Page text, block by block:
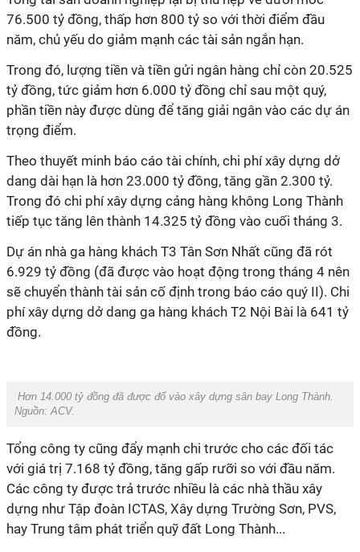
76.500 tỷ đồng, thấp hơn 800 tỷ so với thời điểm đầu
năm, chủ yếu do giảm mạnh các tài sản ngắn hạn.
Trong đó, lượng tiền và tiền gửi ngân hàng chỉ còn 20.525
tỷ đồng, tức giảm hơn 6.000 tỷ đồng chỉ sau một quý,
phần tiền này được dùng để tăng giải ngân vào các dự án
trọng điểm.
Theo thuyết minh báo cáo tài chính, chi phí xây dựng dở
dang dài hạn là hơn 23.000 tỷ đồng, tăng gần 2.300 tỷ.
Trong đó chi phí xây dựng cảng hàng không Long Thành
tiếp tục tăng lên thành 14.325 tỷ đồng vào cuối tháng 3.
Dự án nhà ga hàng khách T3 Tân Sơn Nhất cũng đã rót
6.929 tỷ đồng (đã được vào hoạt động trong tháng 4 nên
sẽ chuyển thành tài sản cố định trong báo cáo quý II). Chi
phí xây dựng dở dang ga hàng khách T2 Nội Bài là 641 tỷ
đồng.
Hơn 14.000 tỷ đồng đã được đổ vào xây dựng sân bay Long Thành.
Nguồn:ACV.
Tổng công ty cũng đẩy mạnh chi trước cho các đối tác
với giá trị 7.168 tỷ đồng, tăng gấp rưỡi so với đầu năm.
Các công ty được trả trước nhiều là các nhà thầu xây
dựng như Tập đoàn ICTAS, Xây dựng Trường Sơn, PVS,
hay Trung tâm phát triển quỹ đất Long Thành...